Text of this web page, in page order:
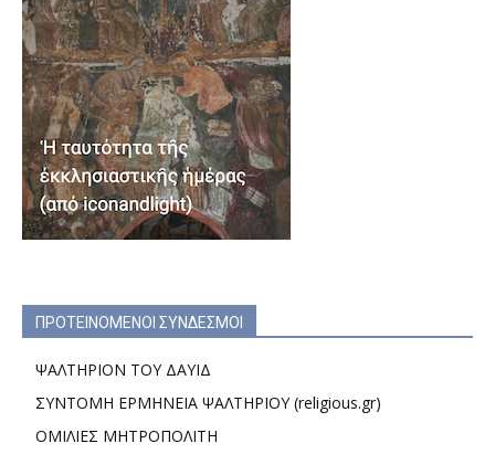
ΠΡΟΤΕΙΝΟΜΕΝΟΙ ΣΥΝΔΕΣΜΟΙ
ΨΑΛΤΗΡΙΟΝ ΤΟΥ ΔΑΥΙΔ
ΣΥΝΤΟΜΗ ΕΡΜΗΝΕΙΑ ΨΑΛΤΗΡΙΟΥ (religious.gr)
ΟΜΙΛΙΕΣ ΜΗΤΡΟΠΟΛΙΤΗ